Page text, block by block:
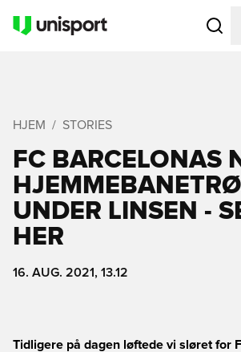
Åbner
HJEM STORIES
FC BARCELONAS
UNDER LINSEN -
HER
16. AUG. 2021, 13.12
Tidligere på dagen løftede vi sløret for